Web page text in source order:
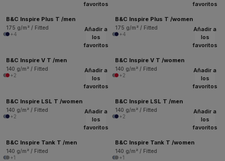
favoritos
B&C Inspire Plus T /men
175 g/m² / Fitted
+4
favoritos
B&C Inspire Plus T /women
175 g/m² / Fitted
+4
Añadir a
los
favoritos
B&C Inspire V T /men
140 g/m² / Fitted
+2
Añadir a
los
favoritos
B&C Inspire V T /women
140 g/m² / Fitted
+2
Añadir a
los
favoritos
B&C Inspire LSL T /women
140 g/m² / Fitted
+2
Añadir a
los
favoritos
B&C Inspire LSL T /men
140 g/m² / Fitted
+2
Añadir a
los
favoritos
B&C Inspire Tank T /men
140 g/m² / Fitted
+1
Añadir a
los
favoritos
B&C Inspire Tank T /women
140 g/m² / Fitted
+1